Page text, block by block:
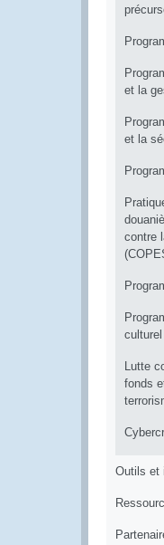
et la
et la
contre
culturel
Lutte
fonds
Outils et